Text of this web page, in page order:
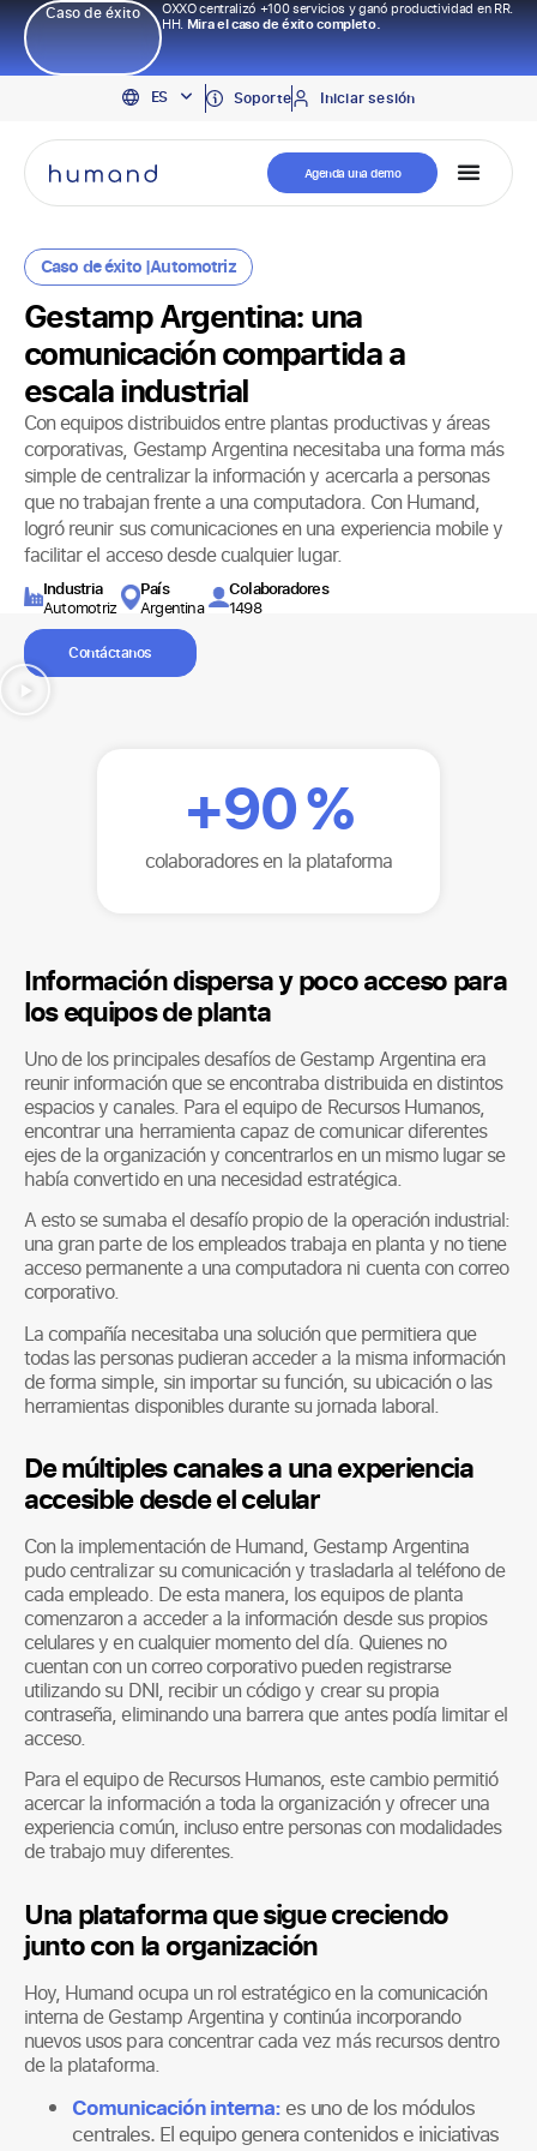
Caso de éxito
OXXO centralizó +100 servicios y ganó productividad en RR.
HH.Mira el caso de éxito completo.
ES
EN
PT
Soporte Iniciar sesión
Agenda una demo
Caso de éxito |Automotriz
Gestamp Argentina: una
comunicación compartida a
escala industrial
Con equipos distribuidos entre plantas productivas y áreas
corporativas, Gestamp Argentina necesitaba una forma más
simple de centralizar la información y acercarla a personas
que no trabajan frente a una computadora. Con Humand,
logró reunir sus comunicaciones en una experiencia mobile y
facilitar el acceso desde cualquier lugar.
Industria
Automotriz
País
Argentina
Colaboradores
1498
Contáctanos
+90%
colaboradores en la plataforma
Información dispersa y poco acceso para
los equipos de planta
Uno de los principales desafíos de Gestamp Argentina era
reunir información que se encontraba distribuida en distintos
espacios y canales. Para el equipo de Recursos Humanos,
encontrar una herramienta capaz de comunicar diferentes
ejes de la organización y concentrarlos en un mismo lugar se
había convertido en una necesidad estratégica.
A esto se sumaba el desafío propio de la operación industrial:
una gran parte de los empleados trabaja en planta y no tiene
acceso permanente a una computadora ni cuenta con correo
corporativo.
La compañía necesitaba una solución que permitiera que
todas las personas pudieran acceder a la misma información
de forma simple, sin importar su función, su ubicación o las
herramientas disponibles durante su jornada laboral.
De múltiples canales a una experiencia
accesible desde el celular
Con la implementación de Humand, Gestamp Argentina
pudo centralizar su comunicación y trasladarla al teléfono de
cada empleado. De esta manera, los equipos de planta
comenzaron a acceder a la información desde sus propios
celulares y en cualquier momento del día. Quienes no
cuentan con un correo corporativo pueden registrarse
utilizando su DNI, recibir un código y crear su propia
contraseña, eliminando una barrera que antes podía limitar el
acceso.
Para el equipo de Recursos Humanos, este cambio permitió
acercar la información a toda la organización y ofrecer una
experiencia común, incluso entre personas con modalidades
de trabajo muy diferentes.
Una plataforma que sigue creciendo
junto con la organización
Hoy, Humand ocupa un rol estratégico en la comunicación
interna de Gestamp Argentina y continúa incorporando
nuevos usos para concentrar cada vez más recursos dentro
de la plataforma.
Comunicación interna:es uno de los módulos
centrales. El equipo genera contenidos e iniciativas